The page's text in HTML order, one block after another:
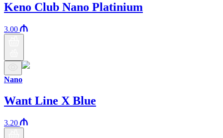
Keno Club Nano Platinium
3.00
Nano
Want Line X Blue
3.20